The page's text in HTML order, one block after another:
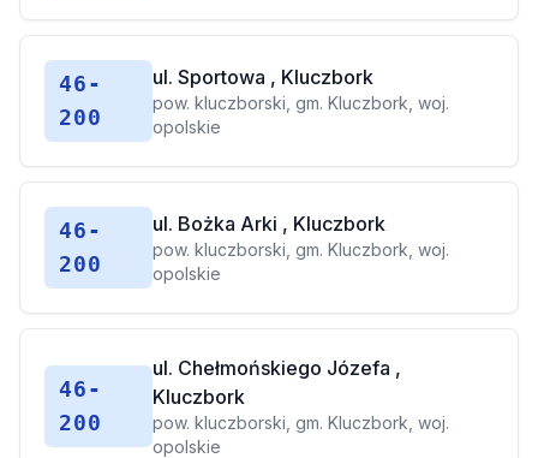
46-
200
ul. Sportowa , Kluczbork
pow. kluczborski, gm. Kluczbork, woj.
opolskie
46-
200
ul. Bożka Arki , Kluczbork
pow. kluczborski, gm. Kluczbork, woj.
opolskie
46-
200
ul. Chełmońskiego Józefa ,
Kluczbork
pow. kluczborski, gm. Kluczbork, woj.
opolskie